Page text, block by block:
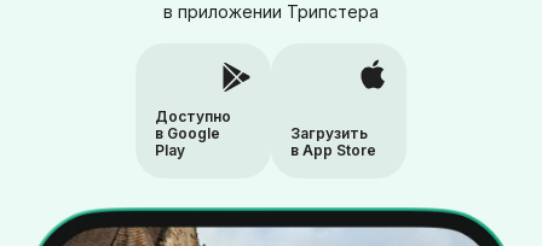
в приложении Трипстера
Доступно
в Google
Play
Загрузить
в App Store